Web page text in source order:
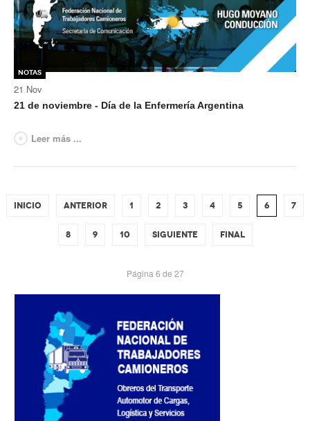
Notas
21 Nov
21 de noviembre - Día de la Enfermería Argentina
Leer más ...
INICIO ANTERIOR 1 2 3 4 5 6 7
8 9 10 SIGUIENTE FINAL
Página 6 de 27